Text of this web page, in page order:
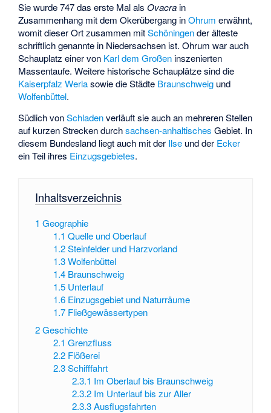
Sie wurde 747 das erste Mal alsOvacra in
Zusammenhang mit dem Okerübergang inOhrum erwähnt,
womit dieser Ort zusammen mitSchöningender älteste
schriftlich genannte in Niedersachsen ist. Ohrum war auch
Schauplatz einer von Karl dem Großen inszenierten
Massentaufe. Weitere historische Schauplätze sind die
Kaiserpfalz Werlasowie die Städte Braunschweig und
Wolfenbüttel.
Südlich vonSchladenverläuft sie auch an mehreren Stellen
auf kurzen Strecken durchsachsen-anhaltisches Gebiet. In
diesem Bundesland liegt auch mit der Ilse und der Ecker
ein Teil ihres Einzugsgebietes.
Inhaltsverzeichnis
1 Geographie
1.1 Quelle und Oberlauf
1.2 Steinfelder und Harzvorland
1.3 Wolfenbüttel
1.4 Braunschweig
1.5 Unterlauf
1.6 Einzugsgebiet und Naturräume
1.7 Fließgewässertypen
2Geschichte
2.1 Grenzfluss
2.2 Flößerei
2.3 Schifffahrt
2.3.1 Im Oberlauf bis Braunschweig
2.3.2 Im Unterlauf bis zur Aller
2.3.3 Ausflugsfahrten